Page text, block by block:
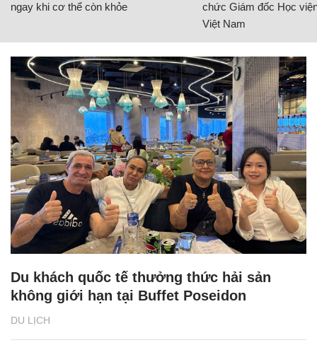
ngay khi cơ thể còn khỏe
chức Giám đốc Học
Việt Nam
DU LỊCH
Du khách quốc tế thưởng thức hải sản
không giới hạn tại Buffet Poseidon